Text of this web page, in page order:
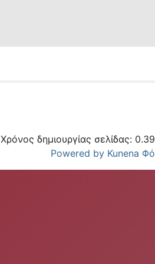
Χρόνος δημιουργίας σελίδας:
Powered by Kunena